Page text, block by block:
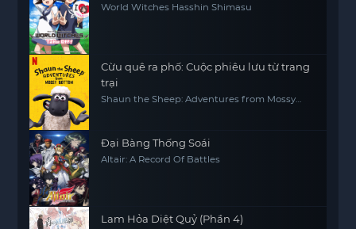
World Witches Hasshin Shimasu
Cừu quê ra phố: Cuộc phiêu lưu từ trang
trại
Shaun the Sheep: Adventures from Mossy
Đại Bàng Thống Soái
Altair: A Record Of Battles
Lam Hỏa Diệt Quỷ (Phần 4)